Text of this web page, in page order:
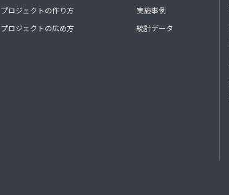
プロジェクトの作り方
プロジェクトの広め方
実施事例
統計データ